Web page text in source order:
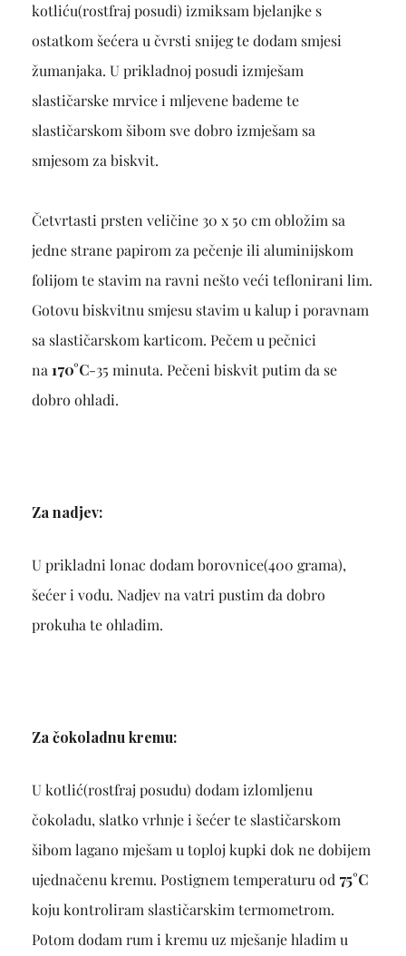
kotliću(rostfraj posudi) izmiksam bjelanjke s
ostatkom šećera u čvrsti snijeg te dodam smjesi
žumanjaka. U prikladnoj posudi izmješam
slastičarske mrvice i mljevene bademe te
slastičarskom šibom sve dobro izmješam sa
smjesom za biskvit.
Četvrtasti prsten veličine 30 x 50 cm obložim sa
jedne strane papirom za pečenje ili aluminijskom
folijom te stavim na ravni nešto veći teflonirani lim.
Gotovu biskvitnu smjesu stavim u kalup i poravnam
sa slastičarskom karticom. Pečem u pečnici
na 170°C-35 minuta. Pečeni biskvit putim da se
dobro ohladi.
Za nadjev:
U prikladni lonac dodam borovnice(400 grama),
šećer i vodu. Nadjev na vatri pustim da dobro
prokuha te ohladim.
Za čokoladnu kremu:
U kotlić(rostfraj posudu) dodam izlomljenu
čokoladu, slatko vrhnje i šećer te slastičarskom
šibom lagano mješam u toploj kupki dok ne dobijem
ujednačenu kremu. Postignem temperaturu od 75°C
koju kontroliram slastičarskim termometrom.
Potom dodam rum i kremu uz mješanje hladim u